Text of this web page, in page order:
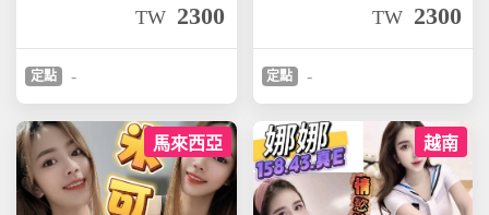
TW 2300
定點 -
TW 2300
定點 -
馬來西亞 越南